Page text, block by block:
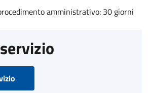
amministrativo: 30 giorni